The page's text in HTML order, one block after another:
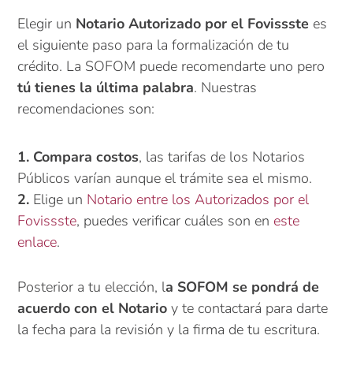
Elegir un Notario Autorizado por el Fovissste es
el siguiente paso para la formalización de tu
crédito. La SOFOM puede recomendarte uno pero
tú tienes la última palabra. Nuestras
recomendaciones son:
1. Compara costos, las tarifas de los Notarios
Públicos varían aunque el trámite sea el mismo.
2. Elige un Notario entre los Autorizados por el
Fovissste, puedes verificar cuáles son en este
enlace.
Posterior a tu elección, la SOFOM se pondrá de
acuerdo con el Notario y te contactará para darte
la fecha para la revisión y la firma de tu escritura.